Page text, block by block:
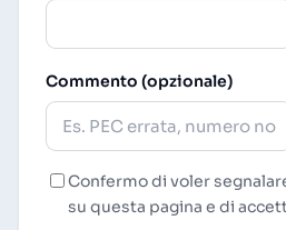
Commento (opzionale)
Confermo di voler
su questa pagina e di